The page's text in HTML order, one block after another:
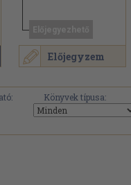
Előjegyzem
Könyvek típusa: